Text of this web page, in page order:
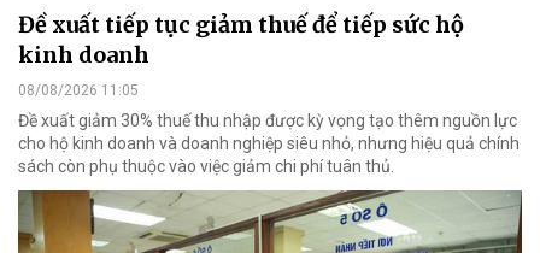
Đề xuất tiếp tục giảm thuế để tiếp sức hộ
kinh doanh
08/08/2026 11:05
Đề xuất giảm 30% thuế thu nhập được kỳ vọng tạo thêm nguồn lực
cho hộ kinh doanh và doanh nghiệp siêu nhỏ, nhưng hiệu quả chính
sách còn phụ thuộc vào việc giảm chi phí tuân thủ.